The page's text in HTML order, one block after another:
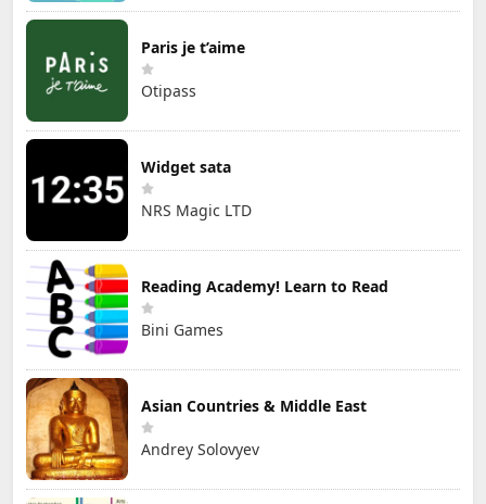
Paris je t’aime
Otipass
Widget sata
NRS Magic LTD
Reading Academy! Learn to Read
Bini Games
Asian Countries & Middle East
Andrey Solovyev